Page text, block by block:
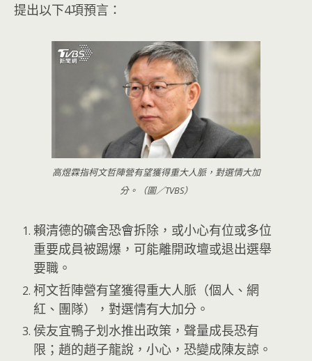
提出以下4項預言：
高煜霖指柯文哲陣營有望獲得重大人脈，對選情大加
分。（圖／TVBS）
賴清德的礦舍恐會拆除，或小心有位或多位
重要成員被踢爆，可能離開政壇或退出選舉
要職。
柯文哲陣營有望獲得重大人脈（個人、網
紅、團隊），對選情有大加分。
侯友宜鴨子划水推出政策，聲量成長恐有
限；趙的趙子龍說，小心，恐變成陳友諒。